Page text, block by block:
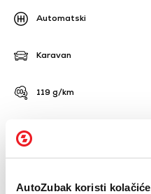
AutoZubak koristi kolačiće
Automatski
Karavan
119 g/km